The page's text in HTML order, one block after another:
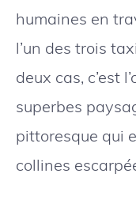
humaines en
l’un des trois
deux cas, c’est
superbes
pittoresque qui
collines